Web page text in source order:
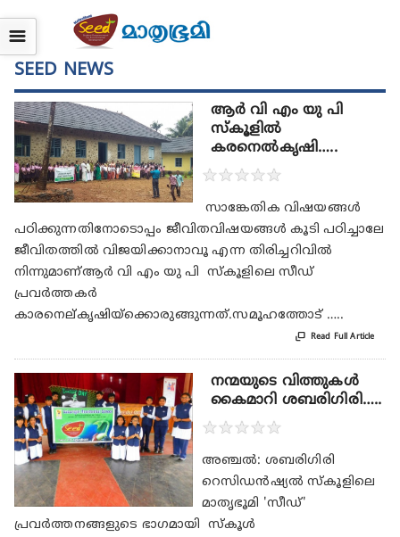
☰
SEED NEWS
ആർ വി എം യു പി
സ്കൂളിൽ
കരനെൽകൃഷി…..
★★★★★
സാങ്കേതിക വിഷയങ്ങള്‍
പഠിക്കുന്നതിനോടൊപ്പം ജീവിതവിഷയങ്ങള്‍ കൂടി പഠിച്ചാലേ
ജീവിതത്തില്‍ വിജയിക്കാനാവൂ എന്ന തിരിച്ചറിവില്‍
നിന്നുമാണ്ആർ വി എം യു പി സ്‌കൂളിലെ സീഡ്
പ്രവര്‍ത്തകര്‍
കാരനെല്കൃഷിയ്‌ക്കൊരുങ്ങുന്നത്.സമൂഹത്തോട് …..
 Read Full Article
നന്മയുടെ വിത്തുകള്‍
കൈമാറി ശബരിഗിരി…..
★★★★★
അഞ്ചല്‍: ശബരിഗിരി
റെസിഡന്‍ഷ്യല്‍ സ്‌കൂളിലെ
മാതൃഭൂമി 'സീഡ്'
പ്രവര്‍ത്തനങ്ങളുടെ ഭാഗമായി സ്‌കൂള്‍